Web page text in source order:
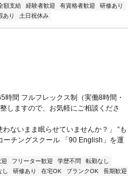
額支給 経験者歓迎 有資格者歓迎
研修あり
あり 土日祝休み
間 フルフレックス制（実働8時間・
しますので、お気軽にご相談くださ
ないまま眠らせていませんか？」 “も
ーチングスクール 「90 English」を運
フリーター歓迎 学歴不問
転勤なし
研修あり 在宅OK ブランクOK
長期歓迎